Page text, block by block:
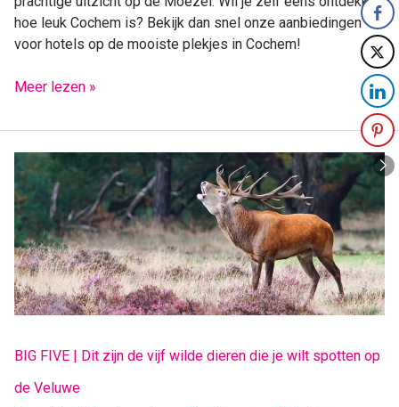
hoe leuk Cochem is? Bekijk dan snel onze aanbiedingen
voor hotels op de mooiste plekjes in Cochem!
Meer lezen »
BIG FIVE | Dit zijn de vijf wilde dieren die je wilt spotten op
de Veluwe
BIG
FIVE
|
Dit
zijn
de
vijf
wilde
die
wilt